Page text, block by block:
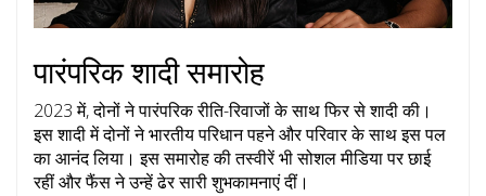
पारंपरिक शादी समारोह
2023 में, दोनों ने पारंपरिक रीति-रिवाजों के साथ फिर से शादी की।
इस शादी में दोनों ने भारतीय परिधान पहने और परिवार के साथ इस पल
का आनंद लिया। इस समारोह की तस्वीरें भी सोशल मीडिया पर छाई
रहीं और फैंस ने उन्हें ढेर सारी शुभकामनाएं दीं।